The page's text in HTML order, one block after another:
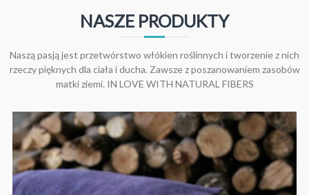
NASZE PRODUKTY
Naszą pasją jest przetwórstwo włókien roślinnych i tworzenie z nich
rzeczy pięknych dla ciała i ducha. Zawsze z poszanowaniem zasobów
matki ziemi. IN LOVE WITH NATURAL FIBERS